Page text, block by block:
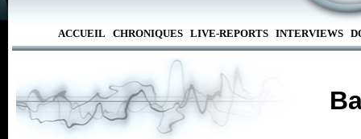
ACCUEIL CHRONIQUES LIVE-REPORTS INTERVIEWS